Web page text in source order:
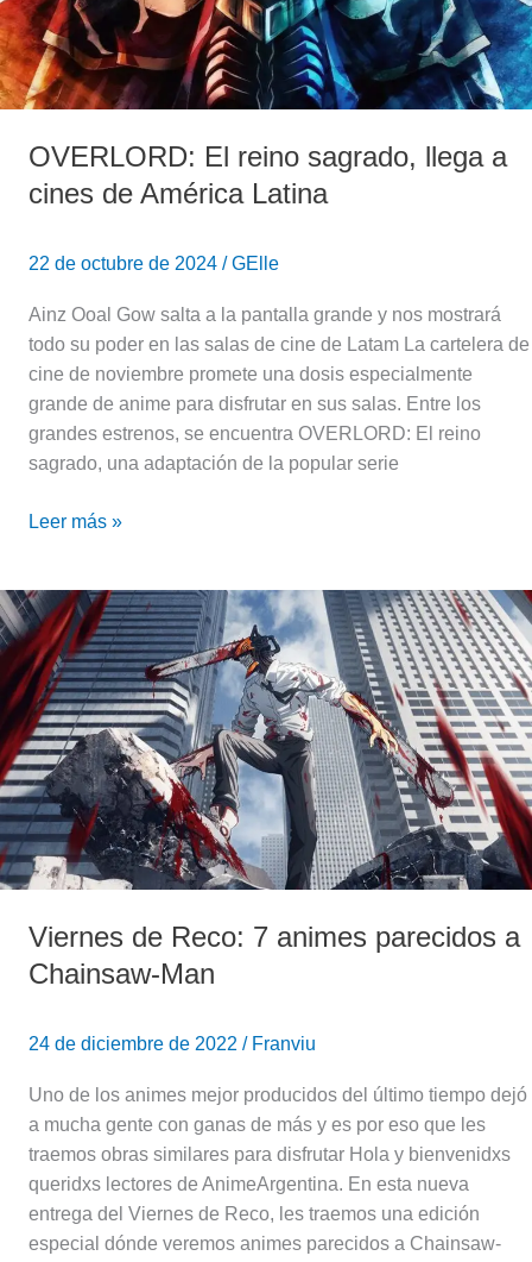
OVERLORD: El reino sagrado, llega a
cines de América Latina
22 de octubre de 2024 /GElle
Ainz Ooal Gow salta a la pantalla grande y nos mostrará
todo su poder en las salas de cine de Latam La cartelera de
cine de noviembre promete una dosis especialmente
grande de anime para disfrutar en sus salas. Entre los
grandes estrenos, se encuentra OVERLORD: El reino
sagrado, una adaptación de la popular serie
de
América
Latina
Leer más »
Viernes de Reco: 7 animes parecidos a
Chainsaw-Man
24 de diciembre de 2022 / Franviu
Uno de los animes mejor producidos del último tiempo dejó
a mucha gente con ganas de más y es por eso que les
traemos obras similares para disfrutar Hola y bienvenidxs
queridxs lectores de AnimeArgentina. En esta nueva
entrega del Viernes de Reco, les traemos una edición
especial dónde veremos animes parecidos a Chainsaw-
Viernes
de
Reco:
7
animes
parecidos
a
Chainsaw-
Man